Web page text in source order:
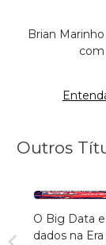
Brian
Outros
O Big Data
dados na Era